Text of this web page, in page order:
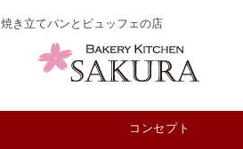
焼き立てパンとビュッフェの店
コンセプト